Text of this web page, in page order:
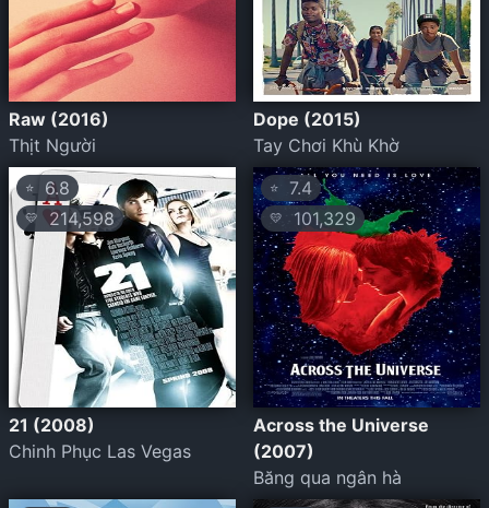
Raw (2016)
Thịt Người
Dope (2015)
Tay Chơi Khù Khờ
⭐6.8
💛 214,598
21 (2008)
Chinh Phục Las Vegas
⭐ 7.4
💛 101,329
Across the Universe
(2007)
Băng qua ngân hà